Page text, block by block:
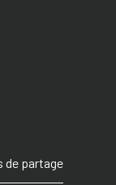
de partage